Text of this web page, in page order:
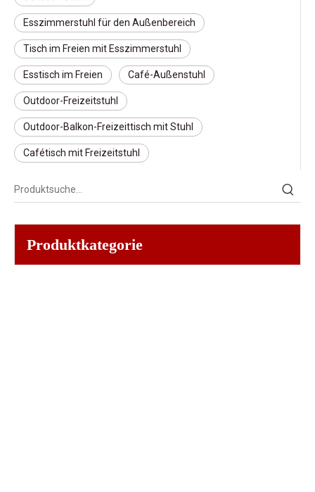
Esszimmerstuhl für den Außenbereich
Tisch im Freien mit Esszimmerstuhl
Esstisch im Freien Café-Außenstuhl
Outdoor-Freizeitstuhl
Outdoor-Balkon-Freizeittisch mit Stuhl
Cafétisch mit Freizeitstuhl
Produktkategorie